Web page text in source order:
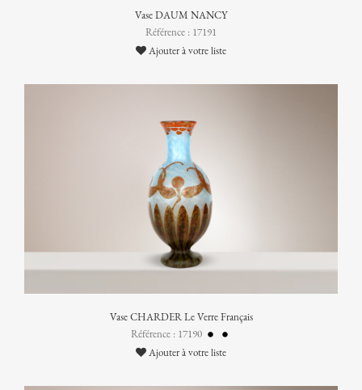
Vase DAUM NANCY
Référence : 17191
Ajouter à votre liste
Vase CHARDER Le Verre Français
Référence : 17190
Ajouter à votre liste